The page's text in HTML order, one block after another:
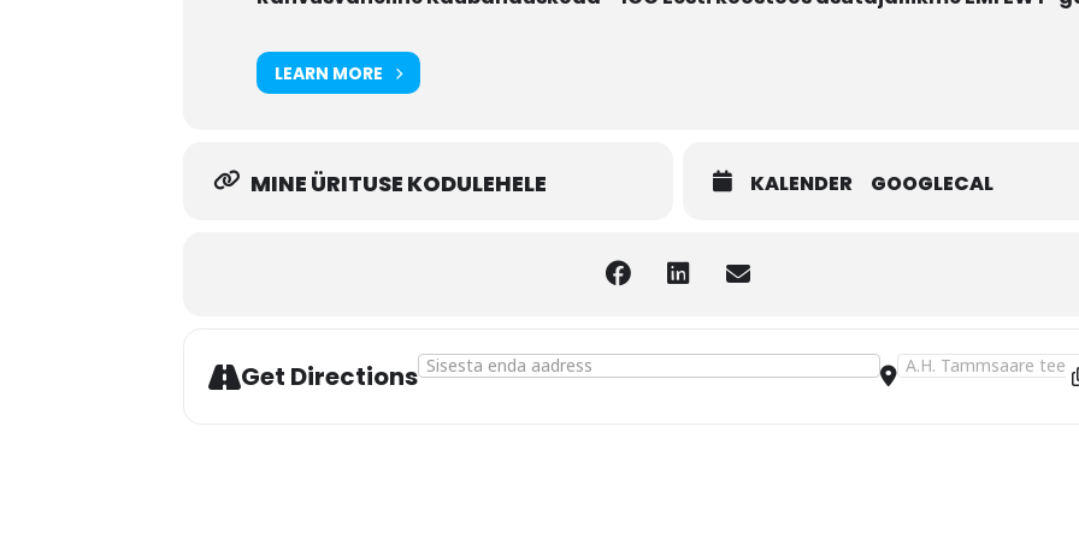
LEARN MORE
MINE ÜRITUSE KODULEHELE KALENDER GOOGLECAL
Get DirectionsAddress - Juhi finantskursus – bilanss ja raamatupidamine [F7kwqe6zv]Destination Address -